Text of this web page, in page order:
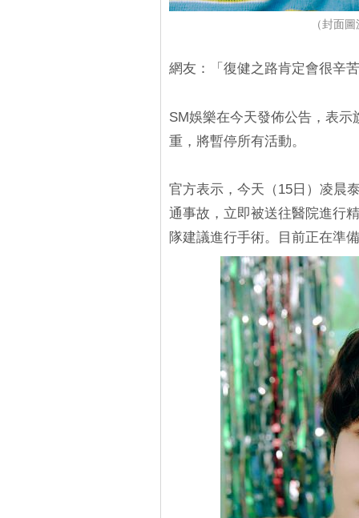
（封面
網友：「復健之路肯定會很辛
SM娛樂在今天發佈公告，表示
重，將暫停所有活動。
官方表示，今天（15日）凌晨
通事故，立即被送往醫院進行
隊建議進行手術。目前正在準